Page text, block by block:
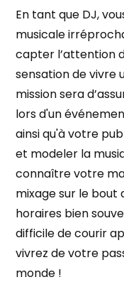
En tant que DJ,
musicale
capter l’attention
sensation de vivre
mission sera
lors d'un
ainsi qu'à votre
et modeler la
connaître votre
mixage sur le bout
horaires bien
difficile de courir
vivrez de votre
monde !